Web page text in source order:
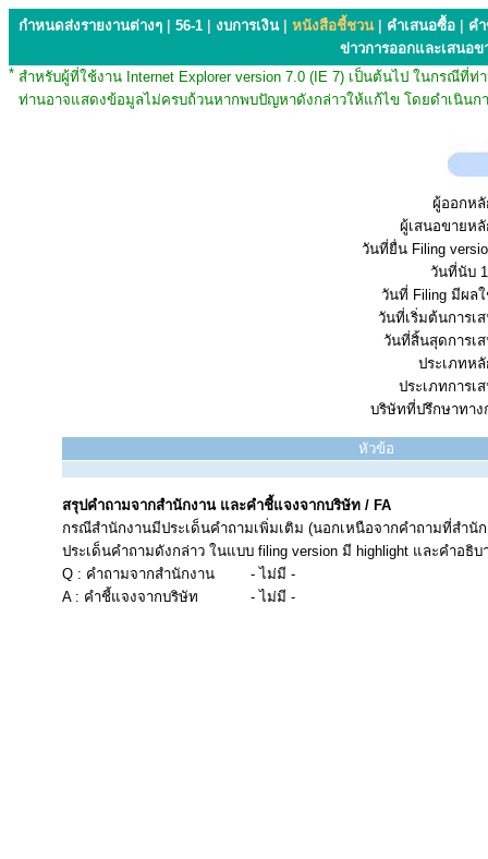
กำหนดส่งรายงานต่างๆ 56-1 งบการเงิน หนังสือชี้ชวน คำเสนอซื้อ
ค
ข่าวการออกและเสนอข
* สำหรับผู้ที่ใช้งาน Internet Explorer version 7.0 (IE 7) เป็นต้นไป ในกรณี
ท่านอาจแสดงข้อมูลไม่ครบถ้วนหากพบปัญหาดังกล่าวให้แก้ไข โดยดำเนินก
ผู้ออกห
ผู้เสนอขายห
วันที่ยื่น Filing
วันที่นับ
วันที่ Filing มีผล
วันที่เริ่มต้นการเ
วันที่สิ้นสุดการเ
ประเภทห
ประเภทการเ
บริษัทที่ปรึกษาทาง
หัวข้อ
สรุปคำถามจากสำนักงาน และคำชี้แจงจากบริษัท / FA
กรณีสำนักงานมีประเด็นคำถามเพิ่มเติม (นอกเหนือจากคำถามที่สำ
ประเด็นคำถามดังกล่าว ในแบบ filing version มี highlight และคำอธิ
Q : คำถามจากสำนักงาน
- ไม่มี -
A : คำชี้แจงจากบริษัท
- ไม่มี -